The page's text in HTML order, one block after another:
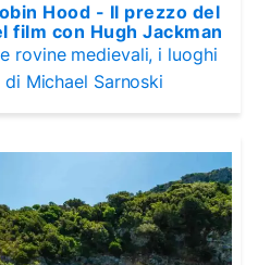
Hood - Il prezzo del
film con Hugh Jackman
rovine medievali, i luoghi
Michael Sarnoski